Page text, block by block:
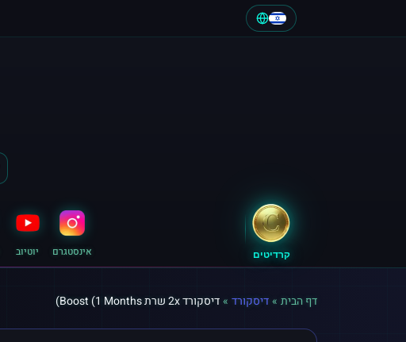
קרדיטים אינסטגרם יוטיוב
דף הבית »דיסקורד »דיסקורד 2x שרת Boost (1 Months)